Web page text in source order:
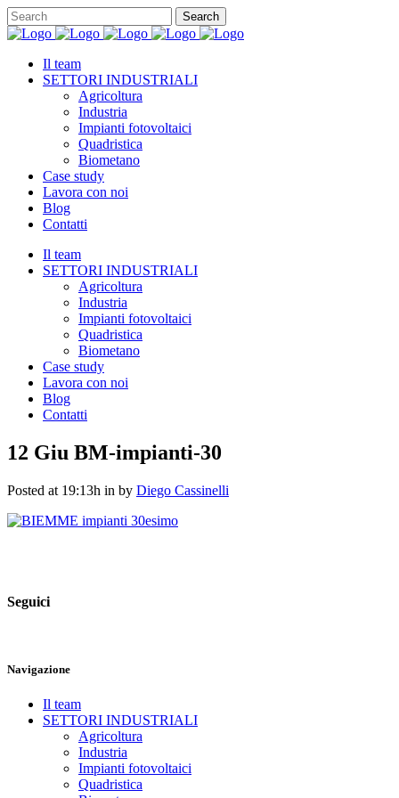
Il team
SETTORI INDUSTRIALI
Agricoltura
Industria
Impianti fotovoltaici
Quadristica
Biometano
Case study
Lavora con noi
Blog
Contatti
Il team
SETTORI INDUSTRIALI
Agricoltura
Industria
Impianti fotovoltaici
Quadristica
Biometano
Case study
Lavora con noi
Blog
Contatti
12 Giu BM-impianti-30
Posted at 19:13h in by Diego Cassinelli
Seguici
Navigazione
Il team
SETTORI INDUSTRIALI
Agricoltura
Industria
Impianti fotovoltaici
Quadristica